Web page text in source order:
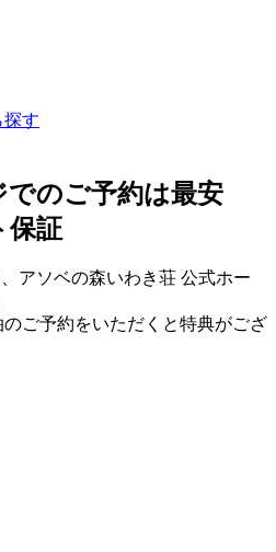
探す
のご予約は最安
保証
アソベの森いわき荘 公式ホー
ご予約をいただくと特典がござ